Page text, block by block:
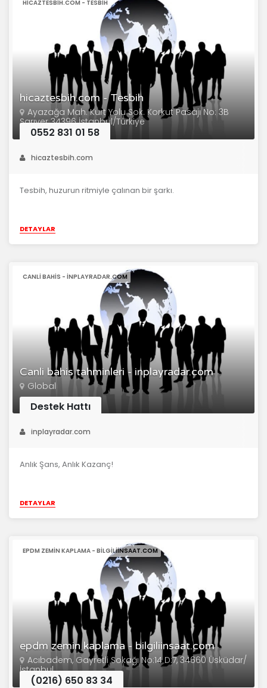
hicaztesbih.com - Tesbih
HICAZTESBIH.COM - TESBIH
Ayazağa Mah. Kurt Yolu Sok. Korkut Pasajı No: 3B
Sarıyer 34396 İstanbul/Türkiye
0552 831 01 58
hicaztesbih.com
Tesbih, huzurun ritmiyle çalınan bir şarkı.
DETAYLAR
Canli bahis tahminleri - inplayradar.com
CANLI BAHIS - INPLAYRADAR.COM
Global
Destek Hattı
inplayradar.com
Anlık Şans, Anlık Kazanç!
DETAYLAR
epdm zemin kaplama - bilgiliinsaat.com
EPDM ZEMIN KAPLAMA - BILGILIINSAAT.COM
Acıbadem, Gayretli Sokağı No:14 D:7, 34660 Üsküdar/
İstanbul
(0216) 650 83 34